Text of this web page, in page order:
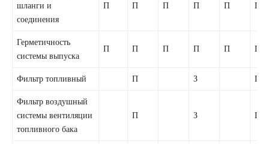
шланги и
соединения
П П П П П П
Герметичность
системы выпуска
П П П П П П
Фильтр топливный П З П
Фильтр воздушный
системы вентиляции
топливного бака
П З П